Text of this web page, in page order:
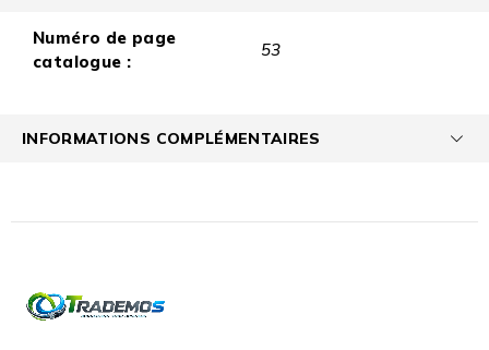
Numéro de page
catalogue :
53
INFORMATIONS COMPLÉMENTAIRES